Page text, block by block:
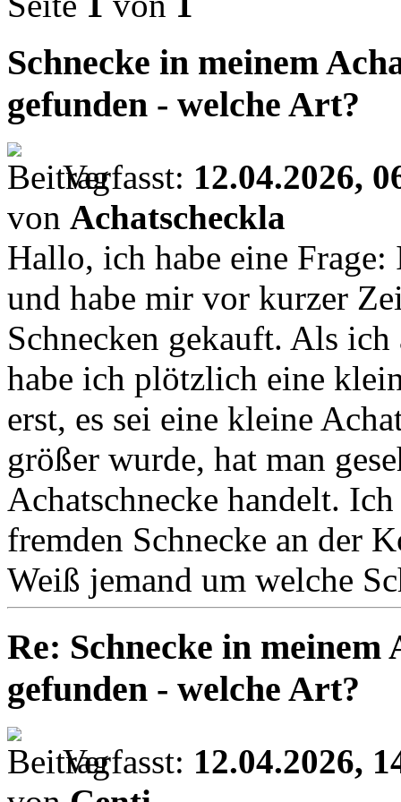
Schnecke in meinem
gefunden - welche Art?
Verfasst: 12.04.2026,
von Achatscheckla
Hallo, ich habe eine
und habe mir vor kurzer
Schnecken gekauft. Als
habe ich plötzlich eine
erst, es sei eine kleine
größer wurde, hat man
Achatschnecke handelt.
fremden Schnecke an der
Weiß jemand um welche
Re: Schnecke in
gefunden - welche Art?
Verfasst: 12.04.2026,